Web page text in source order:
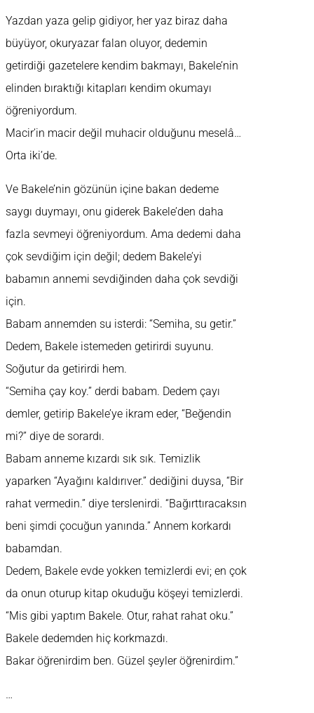
Yazdan yaza gelip gidiyor, her yaz biraz daha
büyüyor, okuryazar falan oluyor, dedemin
getirdiği gazetelere kendim bakmayı, Bakele’nin
elinden bıraktığı kitapları kendim okumayı
öğreniyordum.
Macir’in macir değil muhacir olduğunu meselâ…
Orta iki’de.
Ve Bakele’nin gözünün içine bakan dedeme
saygı duymayı, onu giderek Bakele’den daha
fazla sevmeyi öğreniyordum. Ama dedemi daha
çok sevdiğim için değil; dedem Bakele’yi
babamın annemi sevdiğinden daha çok sevdiği
için.
Babam annemden su isterdi: “Semiha, su getir.”
Dedem, Bakele istemeden getirirdi suyunu.
Soğutur da getirirdi hem.
“Semiha çay koy.” derdi babam. Dedem çayı
demler, getirip Bakele’ye ikram eder, “Beğendin
mi?” diye de sorardı.
Babam anneme kızardı sık sık. Temizlik
yaparken “Ayağını kaldırıver.” dediğini duysa, “Bir
rahat vermedin.” diye terslenirdi. “Bağırttıracaksın
beni şimdi çocuğun yanında.” Annem korkardı
babamdan.
Dedem, Bakele evde yokken temizlerdi evi; en çok
da onun oturup kitap okuduğu köşeyi temizlerdi.
“Mis gibi yaptım Bakele. Otur, rahat rahat oku.”
Bakele dedemden hiç korkmazdı.
Bakar öğrenirdim ben. Güzel şeyler öğrenirdim.”
…